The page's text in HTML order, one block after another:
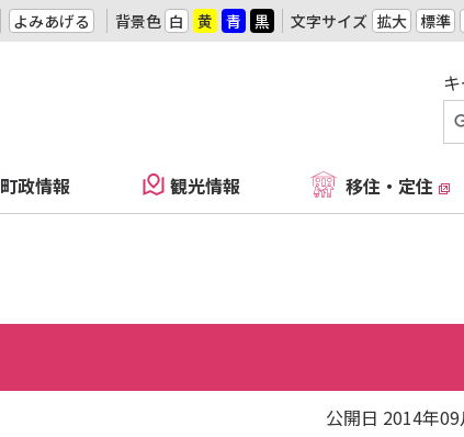
よみあげる 背景色 白 黄 青 黒 文字サイズ 拡大 標準
町政情報 観光情報 移住・定住
公開日 2014年